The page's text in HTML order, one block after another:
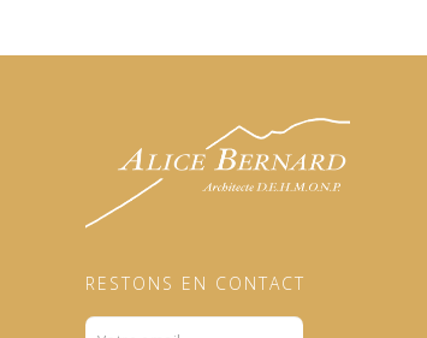
RESTONS EN CONTACT
Formulaire